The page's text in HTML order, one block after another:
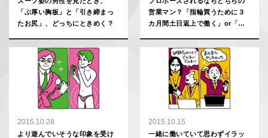
「ぶ厚い胸板」と「引き締まっ
たお尻」、どっちにときめく？
営業マン？「指輪買うために３
カ月間土日返上で働く」or「指
ト」
2015.10.28
より遊んでいそうな印象を受け
2015.10.15
一緒に働いていて思わずイラッ